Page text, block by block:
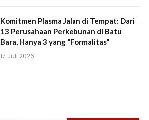
Komitmen Plasma Jalan di Tempat: Dari
13 Perusahaan Perkebunan di Batu
Bara, Hanya 3 yang “Formalitas”
17 Juli 2026